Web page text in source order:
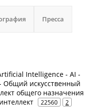
Пресса
Intelligence - AI -
Общий искусственный
общего назначения
22560 2